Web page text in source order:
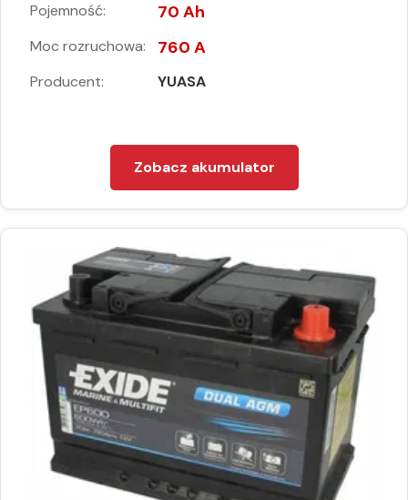
Pojemność: 70 Ah
Moc rozruchowa: 760 A
Producent: YUASA
Zobacz akumulator